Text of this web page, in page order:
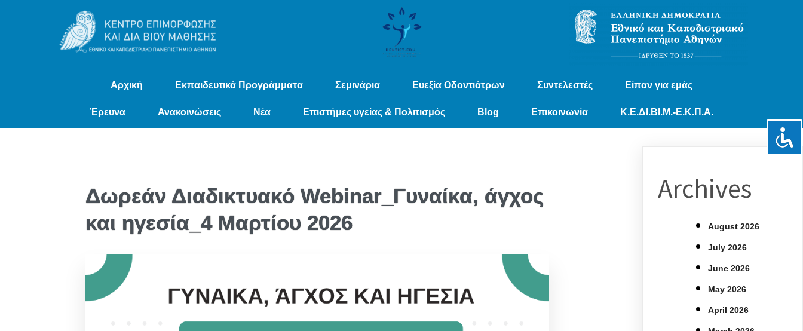
Αρχική Εκπαιδευτικά Προγράμματα Σεμινάρια Ευεξία Οδοντιάτρων Συντελεστές Είπαν για εμάς
Έρευνα Ανακοινώσεις Νέα Επιστήμες υγείας & Πολιτισμός Blog Επικοινωνία Κ.Ε.ΔΙ.ΒΙ.Μ.-Ε.Κ.Π.Α.
Δωρεάν Διαδικτυακό Webinar_Γυναίκα, άγχος
και ηγεσία_4 Mαρτίου 2026
Archives
August 2026
July 2026
June 2026
May 2026
April 2026